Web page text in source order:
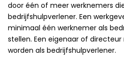
door één of meer werknemers
bedrijfshulpverlener. Een
minimaal één werknemer als
stellen. Een eigenaar of
worden als bedrijfshulpverlener.